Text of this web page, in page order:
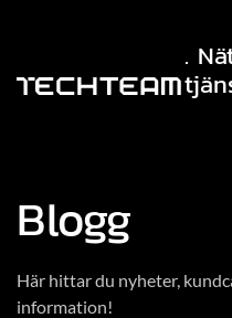
.
Blogg
Här hittar du nyheter,
information!